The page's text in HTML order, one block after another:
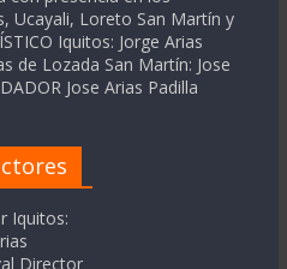
Ucayali, Loreto San Martín y
Iquitos: Jorge Arias
de Lozada San Martín: Jose
Jose Arias Padilla
Iquitos:
Director